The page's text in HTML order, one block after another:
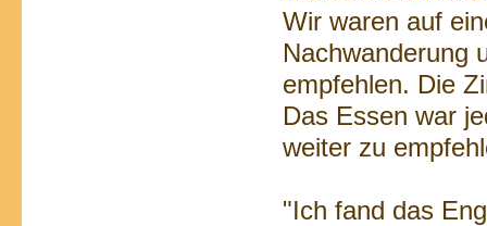
Wir waren auf
Nachwanderung
empfehlen. Die
Das Essen war
weiter zu
"Ich fand das